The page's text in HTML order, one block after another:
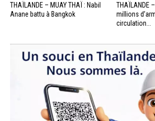
THAÏLANDE – MUAY THAÏ : Nabil
Anane battu à Bangkok
THAÏLANDE
millions
circulation...